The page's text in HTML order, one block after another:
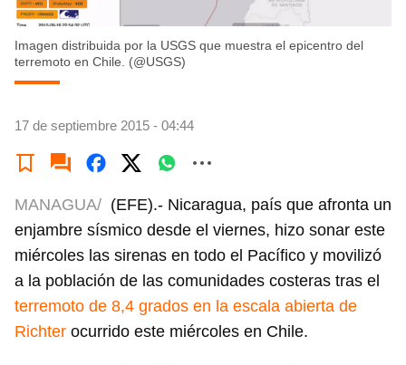
Imagen distribuida por la USGS que muestra el epicentro del
terremoto en Chile. (@USGS)
17 de septiembre 2015 - 04:44
MANAGUA/ (EFE).- Nicaragua, país que afronta un
enjambre sísmico desde el viernes, hizo sonar este
miércoles las sirenas en todo el Pacífico y movilizó
a la población de las comunidades costeras tras el
terremoto de 8,4 grados en la escala abierta de
Richter ocurrido este miércoles en Chile.